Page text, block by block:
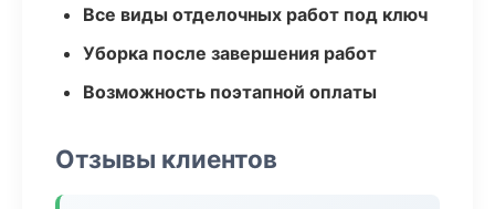
Все виды отделочных работ под ключ
Уборка после завершения работ
Возможность поэтапной оплаты
Отзывы клиентов